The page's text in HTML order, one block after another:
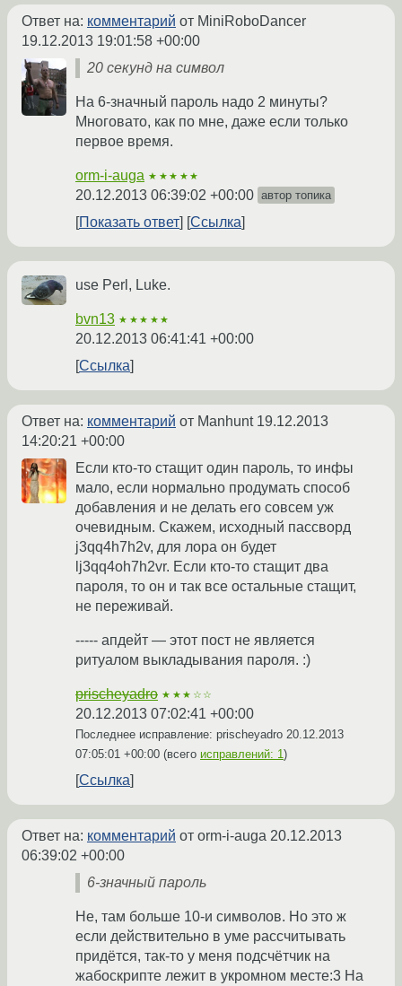
Ответ на: комментарий от MiniRoboDancer
19.12.2013 19:01:58 +00:00
20 секунд на символ
На 6-значный пароль надо 2 минуты?
Многовато, как по мне, даже если только
первое время.
orm-i-auga ★★★★★
20.12.2013 06:39:02 +00:00 автор топика
Показать ответ Ссылка
use Perl, Luke.
bvn13 ★★★★★
20.12.2013 06:41:41 +00:00
Ссылка
Ответ на: комментарий от Manhunt 19.12.2013
14:20:21 +00:00
Если кто-то стащит один пароль, то инфы
мало, если нормально продумать способ
добавления и не делать его совсем уж
очевидным. Скажем, исходный пассворд
j3qq4h7h2v, для лора он будет
lj3qq4oh7h2vr. Если кто-то стащит два
пароля, то он и так все остальные стащит,
не переживай.
----- апдейт — этот пост не является
ритуалом выкладывания пароля. :)
prischeyadro ★★★☆☆
20.12.2013 07:02:41 +00:00
Последнее исправление: prischeyadro 20.12.2013
07:05:01 +00:00 (всего исправлений: 1)
Ссылка
Ответ на: комментарий от orm-i-auga 20.12.2013
06:39:02 +00:00
6-значный пароль
Не, там больше 10-и символов. Но это ж
если действительно в уме рассчитывать
придётся, так-то у меня подсчётчик на
жабоскрипте лежит в укромном месте:3 На